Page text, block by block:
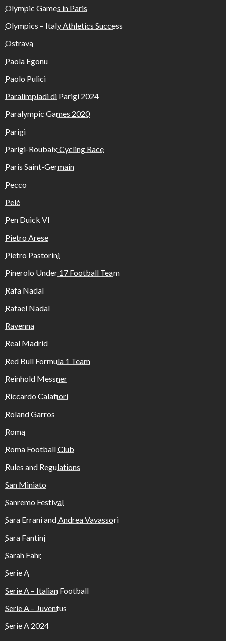
Olympic Games in Paris
Olympics – Italy Athletics Success
Ostrava
Paola Egonu
Paolo Pulici
Paralimpiadi di Parigi 2024
Paralympic Games 2020
Parigi
Parigi-Roubaix Cycling Race
Paris Saint-Germain
Pecco
Pelé
Pen Duick VI
Pietro Arese
Pietro Pastorini
Pinerolo Under 17 Football Team
Rafa Nadal
Rafael Nadal
Ravenna
Real Madrid
Red Bull Formula 1 Team
Reinhold Messner
Riccardo Calafiori
Roland Garros
Roma
Roma Football Club
Rules and Regulations
San Miniato
Sanremo Festival
Sara Errani and Andrea Vavassori
Sara Fantini
Sarah Fahr
Serie A
Serie A – Italian Football
Serie A – Juventus
Serie A 2024